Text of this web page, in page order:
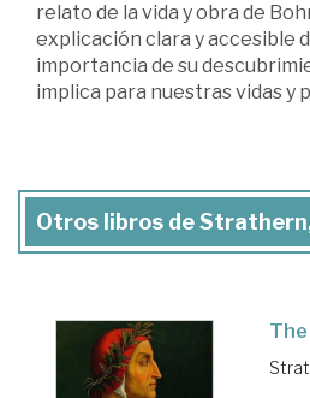
relato de la vida y obra de
explicación clara y accesible
importancia de su
implica para nuestras vidas y
Otros libros de Strathern,